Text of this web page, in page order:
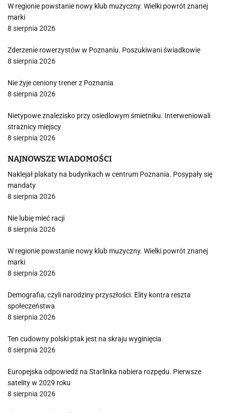
W regionie powstanie nowy klub muzyczny. Wielki powrót znanej
marki
8 sierpnia 2026
Zderzenie rowerzystów w Poznaniu. Poszukiwani świadkowie
8 sierpnia 2026
Nie żyje ceniony trener z Poznania
8 sierpnia 2026
Nietypowe znalezisko przy osiedlowym śmietniku. Interweniowali
strażnicy miejscy
8 sierpnia 2026
NAJNOWSZE WIADOMOŚCI
Naklejał plakaty na budynkach w centrum Poznania. Posypały się
mandaty
8 sierpnia 2026
Nie lubię mieć racji
8 sierpnia 2026
W regionie powstanie nowy klub muzyczny. Wielki powrót znanej
marki
8 sierpnia 2026
Demografia, czyli narodziny przyszłości. Elity kontra reszta
społeczeństwa
8 sierpnia 2026
Ten cudowny polski ptak jest na skraju wyginięcia
8 sierpnia 2026
Europejska odpowiedź na Starlinka nabiera rozpędu. Pierwsze
satelity w 2029 roku
8 sierpnia 2026